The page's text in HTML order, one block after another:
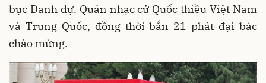
bục Danh dự. Quân nhạc cử Quốc thiều Việt Nam
và Trung Quốc, đồng thời bắn 21 phát đại bác
chào mừng.